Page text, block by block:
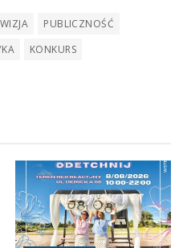
PUBLICZNOŚĆ
KONKURS